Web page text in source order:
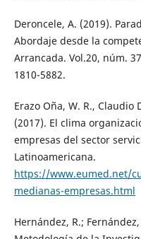
Deroncele, A. (2019).
Abordaje desde la
Arrancada. Vol.20, núm.
1810-5882.
Erazo Oña, W. R., Claudio
(2017). El clima
empresas del sector
Latinoamericana.
https://www.eumed.net/
medianas-empresas.html
Hernández, R.;